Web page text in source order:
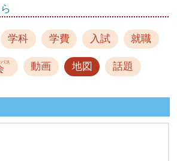
学科 学費 入試 就職
ス 動画 地図 話題